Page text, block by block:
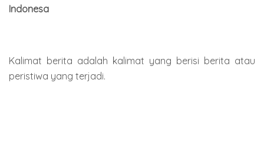
Indonesa
Kalimat berita adalah kalimat yang berisi berita atau
peristiwa yang terjadi.